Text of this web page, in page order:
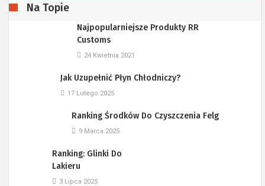
Na Topie
Najpopularniejsze Produkty RR
Customs
24 Kwietnia 2021
Jak Uzupełnić Płyn Chłodniczy?
17 Lutego 2025
Ranking Środków Do Czyszczenia Felg
9 Marca 2025
Ranking: Glinki Do
Lakieru
3 Lipca 2025